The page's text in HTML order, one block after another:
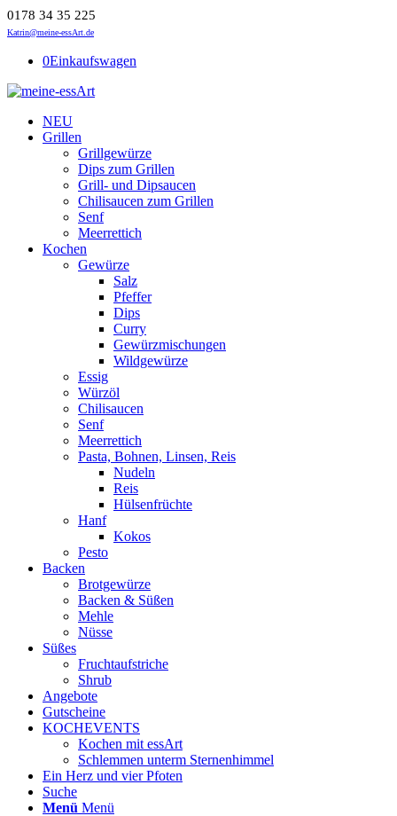
0178 34 35 225
Katrin@meine-essArt.de
0Einkaufswagen
NEU
Grillen
Grillgewürze
Dips zum Grillen
Grill- und Dipsaucen
Chilisaucen zum Grillen
Senf
Meerrettich
Kochen
Gewürze
Salz
Pfeffer
Dips
Curry
Gewürzmischungen
Wildgewürze
Essig
Würzöl
Chilisaucen
Senf
Meerrettich
Pasta, Bohnen, Linsen, Reis
Nudeln
Reis
Hülsenfrüchte
Hanf
Kokos
Pesto
Backen
Brotgewürze
Backen & Süßen
Mehle
Nüsse
Süßes
Fruchtaufstriche
Shrub
Angebote
Gutscheine
KOCHEVENTS
Kochen mit essArt
Schlemmen unterm Sternenhimmel
Ein Herz und vier Pfoten
Suche
Menü Menü